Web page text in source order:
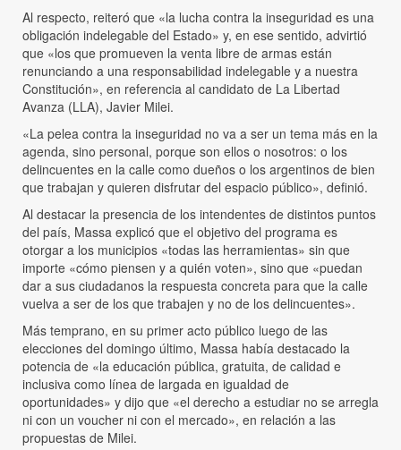
Al respecto, reiteró que «la lucha contra la inseguridad es una
obligación indelegable del Estado» y, en ese sentido, advirtió
que «los que promueven la venta libre de armas están
renunciando a una responsabilidad indelegable y a nuestra
Constitución», en referencia al candidato de La Libertad
Avanza (LLA), Javier Milei.
«La pelea contra la inseguridad no va a ser un tema más en la
agenda, sino personal, porque son ellos o nosotros: o los
delincuentes en la calle como dueños o los argentinos de bien
que trabajan y quieren disfrutar del espacio público», definió.
Al destacar la presencia de los intendentes de distintos puntos
del país, Massa explicó que el objetivo del programa es
otorgar a los municipios «todas las herramientas» sin que
importe «cómo piensen y a quién voten», sino que «puedan
dar a sus ciudadanos la respuesta concreta para que la calle
vuelva a ser de los que trabajen y no de los delincuentes».
Más temprano, en su primer acto público luego de las
elecciones del domingo último, Massa había destacado la
potencia de «la educación pública, gratuita, de calidad e
inclusiva como línea de largada en igualdad de
oportunidades» y dijo que «el derecho a estudiar no se arregla
ni con un voucher ni con el mercado», en relación a las
propuestas de Milei.